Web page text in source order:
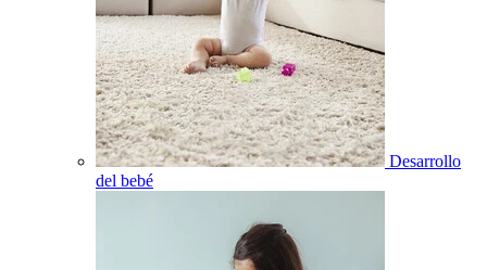
Desarrollo
del bebé